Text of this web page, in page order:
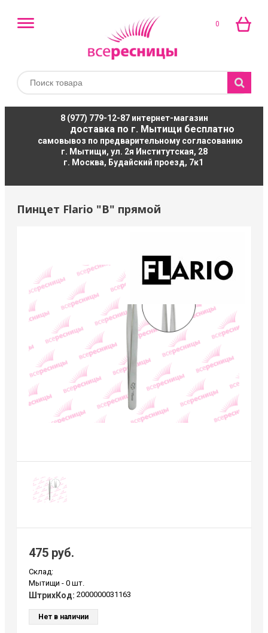
0
8 (977) 779-12-87интернет-магазин
доставка по г. Мытищи бесплатно
самовывоз по предварительному согласованию
г. Мытищи, ул. 2я Институтская, 28
г. Москва, Будайский проезд, 7к1
Пинцет Flario "B" прямой
475 руб.
Склад:
Мытищи - 0 шт.
ШтрихКод: 2000000031163
Нет в наличии